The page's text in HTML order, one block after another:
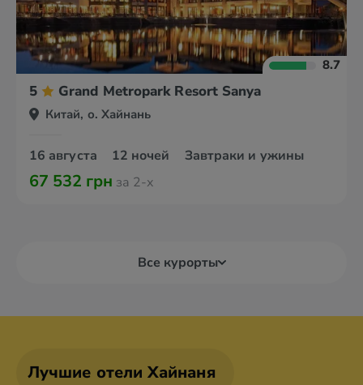
8.7
5 Grand Metropark Resort Sanya
Китай, о. Хайнань
16 августа 12 ночей Завтраки и ужины
67 532 грн за 2-х
Все курорты
Лучшие отели Хайнаня